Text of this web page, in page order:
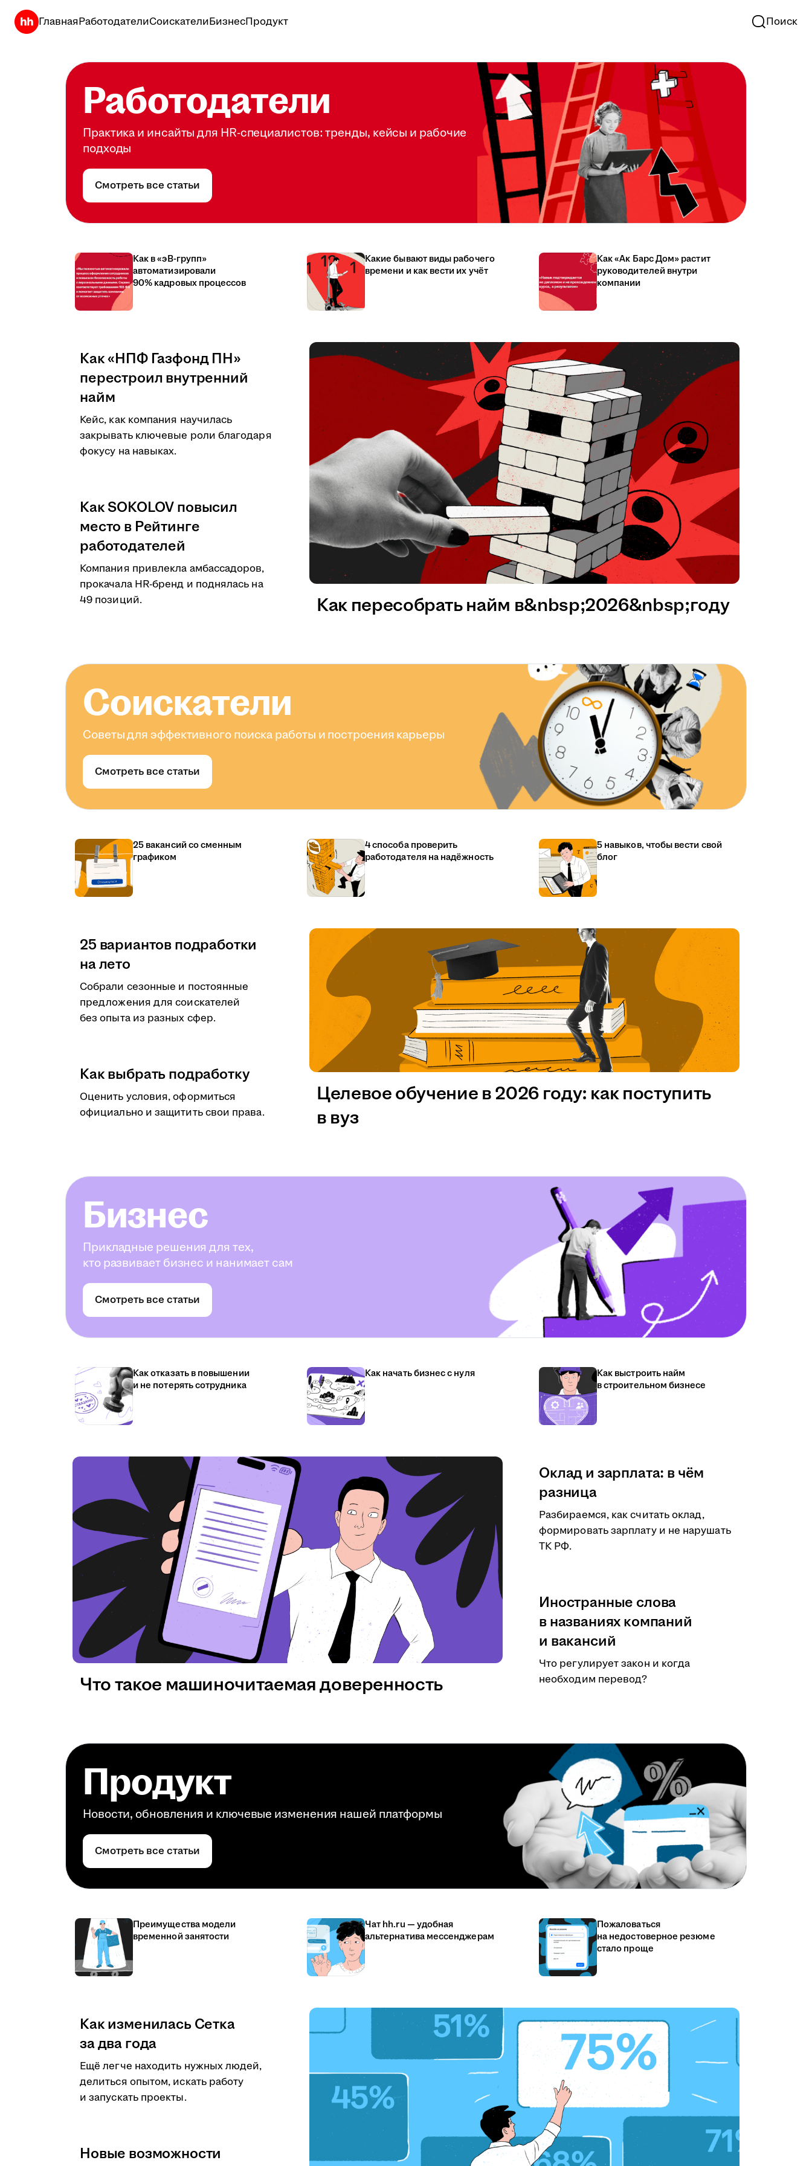
ГлавнаяРаботодателиСоискателиБизнесПродукт Поиск
Работодатели
Практика и инсайты для HR-специалистов: тренды, кейсы и рабочие
подходы
Смотреть все статьи
Как в «эВ-групп»
автоматизировали
90% кадровых процессов
Какие бывают виды рабочего
времени и как вести их учёт
Как «Ак Барс Дом» растит
руководителей внутри
компании
Как «НПФ Газфонд ПН»
перестроил внутренний
найм
Кейс, как компания научилась
закрывать ключевые роли благодаря
фокусу на навыках.
Как SOKOLOV повысил
место в Рейтинге
работодателей
Компания привлекла амбассадоров,
прокачала HR-бренд и поднялась на
49 позиций.
Как пересобрать найм в&nbsp;2026&nbsp;году
Соискатели
Советы для эффективного поиска работы и построения карьеры
Смотреть все статьи
25 вакансий со сменным
графиком
4 способа проверить
работодателя на надёжность
5 навыков, чтобы вести свой
блог
25 вариантов подработки
на лето
Собрали сезонные и постоянные
предложения для соискателей
без опыта из разных сфер.
Как выбрать подработку
Оценить условия, оформиться
официально и защитить свои права.
Целевое обучение в 2026 году: как поступить
в вуз
Бизнес
Прикладные решения для тех,
кто развивает бизнес и нанимает сам
Смотреть все статьи
Как отказать в повышении
и не потерять сотрудника
Как начать бизнес с нуля
Как выстроить найм
в строительном бизнесе
Оклад и зарплата: в чём
разница
Разбираемся, как считать оклад,
формировать зарплату и не нарушать
ТК РФ.
Иностранные слова
в названиях компаний
и вакансий
Что регулирует закон и когда
необходим перевод?
Что такое машиночитаемая доверенность
Продукт
Новости, обновления и ключевые изменения нашей платформы
Смотреть все статьи
Преимущества модели
временной занятости
Чат hh.ru — удобная
альтернатива мессенджерам
Пожаловаться
на недостоверное резюме
стало проще
Как изменилась Сетка
за два года
Ещё легче находить нужных людей,
делиться опытом, искать работу
и запускать проекты.
Новые возможности